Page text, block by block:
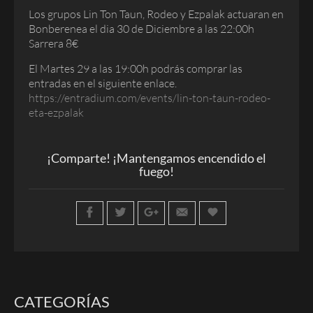
Los grupos Lin Ton Taun, Rodeo y Ezpalak actuaran en
Bonberenea el dia 30 de Diciembre a las 22:00h
Sarrera 8€
El Martes 29 a las 19:00h podrás comprar las
entradas en el siguiente enlace.
https://entradium.com/events/lin-ton-taun-rodeo-
eta-ezpalak
¡Comparte! ¡Mantengamos encendido el
fuego!
CATEGORÍAS